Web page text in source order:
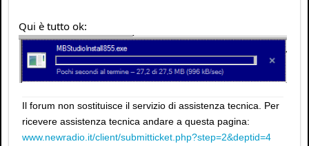
Qui è tutto ok:
Il forum non sostituisce il servizio di assistenza tecnica. Per
ricevere assistenza tecnica andare a questa pagina:
www.newradio.it/client/submitticket.php?step=2&deptid=4